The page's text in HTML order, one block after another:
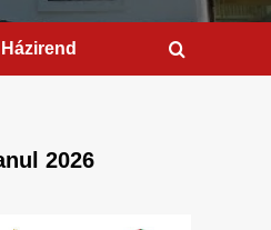
Házirend
2026